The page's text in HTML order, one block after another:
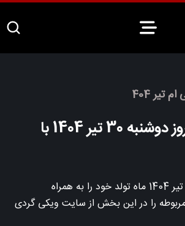
تیر 404
فال حافظ امروز دوشنبه 30 تیر 1404 با
فال حافظ امروز 30 تیر 1404 ماه تولد خود را به همراه
را در این بخش از سایت ویکی گردی